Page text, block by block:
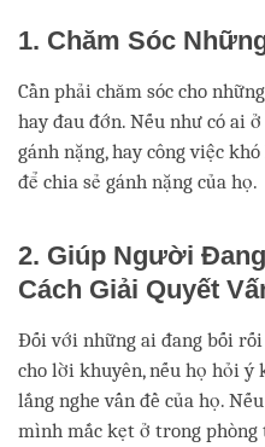
1. Chăm Sóc
Cần phải chăm sóc cho
hay đau đớn. Nếu như có ai
gánh nặng, hay công việc
để chia sẻ gánh nặng của họ.
2. Giúp Người
Cách Giải Quyết
Đối với những ai đang bối
cho lời khuyên, nếu họ hỏi
lắng nghe vấn đề của họ.
mình mắc kẹt ở trong phòng